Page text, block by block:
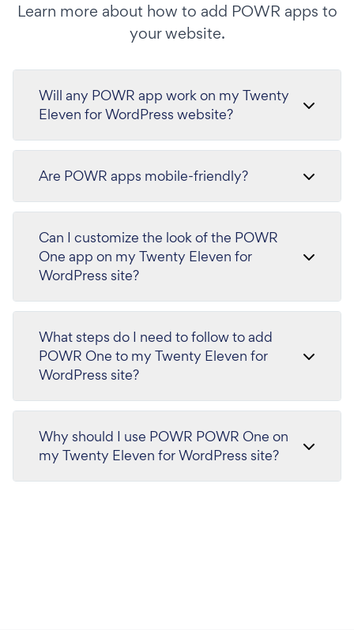
Learn more about how to add POWR apps to
your website.
Will any POWR app work on my Twenty
Eleven for WordPress website?
Are POWR apps mobile-friendly?
Can I customize the look of the POWR
One app on my Twenty Eleven for
WordPress site?
What steps do I need to follow to add
POWR One to my Twenty Eleven for
WordPress site?
Why should I use POWR POWR One on
my Twenty Eleven for WordPress site?